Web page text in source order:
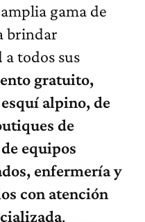
gama de
brindar
todos sus
gratuito,
alpino, de
de
equipos
enfermería y
con atención
.